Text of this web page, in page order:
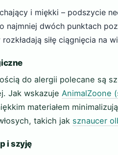
i miękki – podszycie
najmniej dwóch punktach
siłę ciągnięcia na
do alergii polecane są
Jak wskazuje AnimalZoone
materiałem
takich jak sznaucer
i szyję